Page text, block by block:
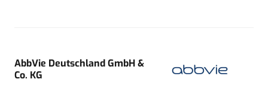
AbbVie Deutschland GmbH &
Co. KG